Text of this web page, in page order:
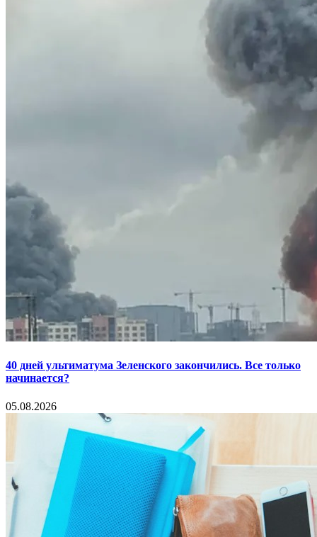
40 дней ультиматума Зеленского закончились. Все только
начинается?
05.08.2026